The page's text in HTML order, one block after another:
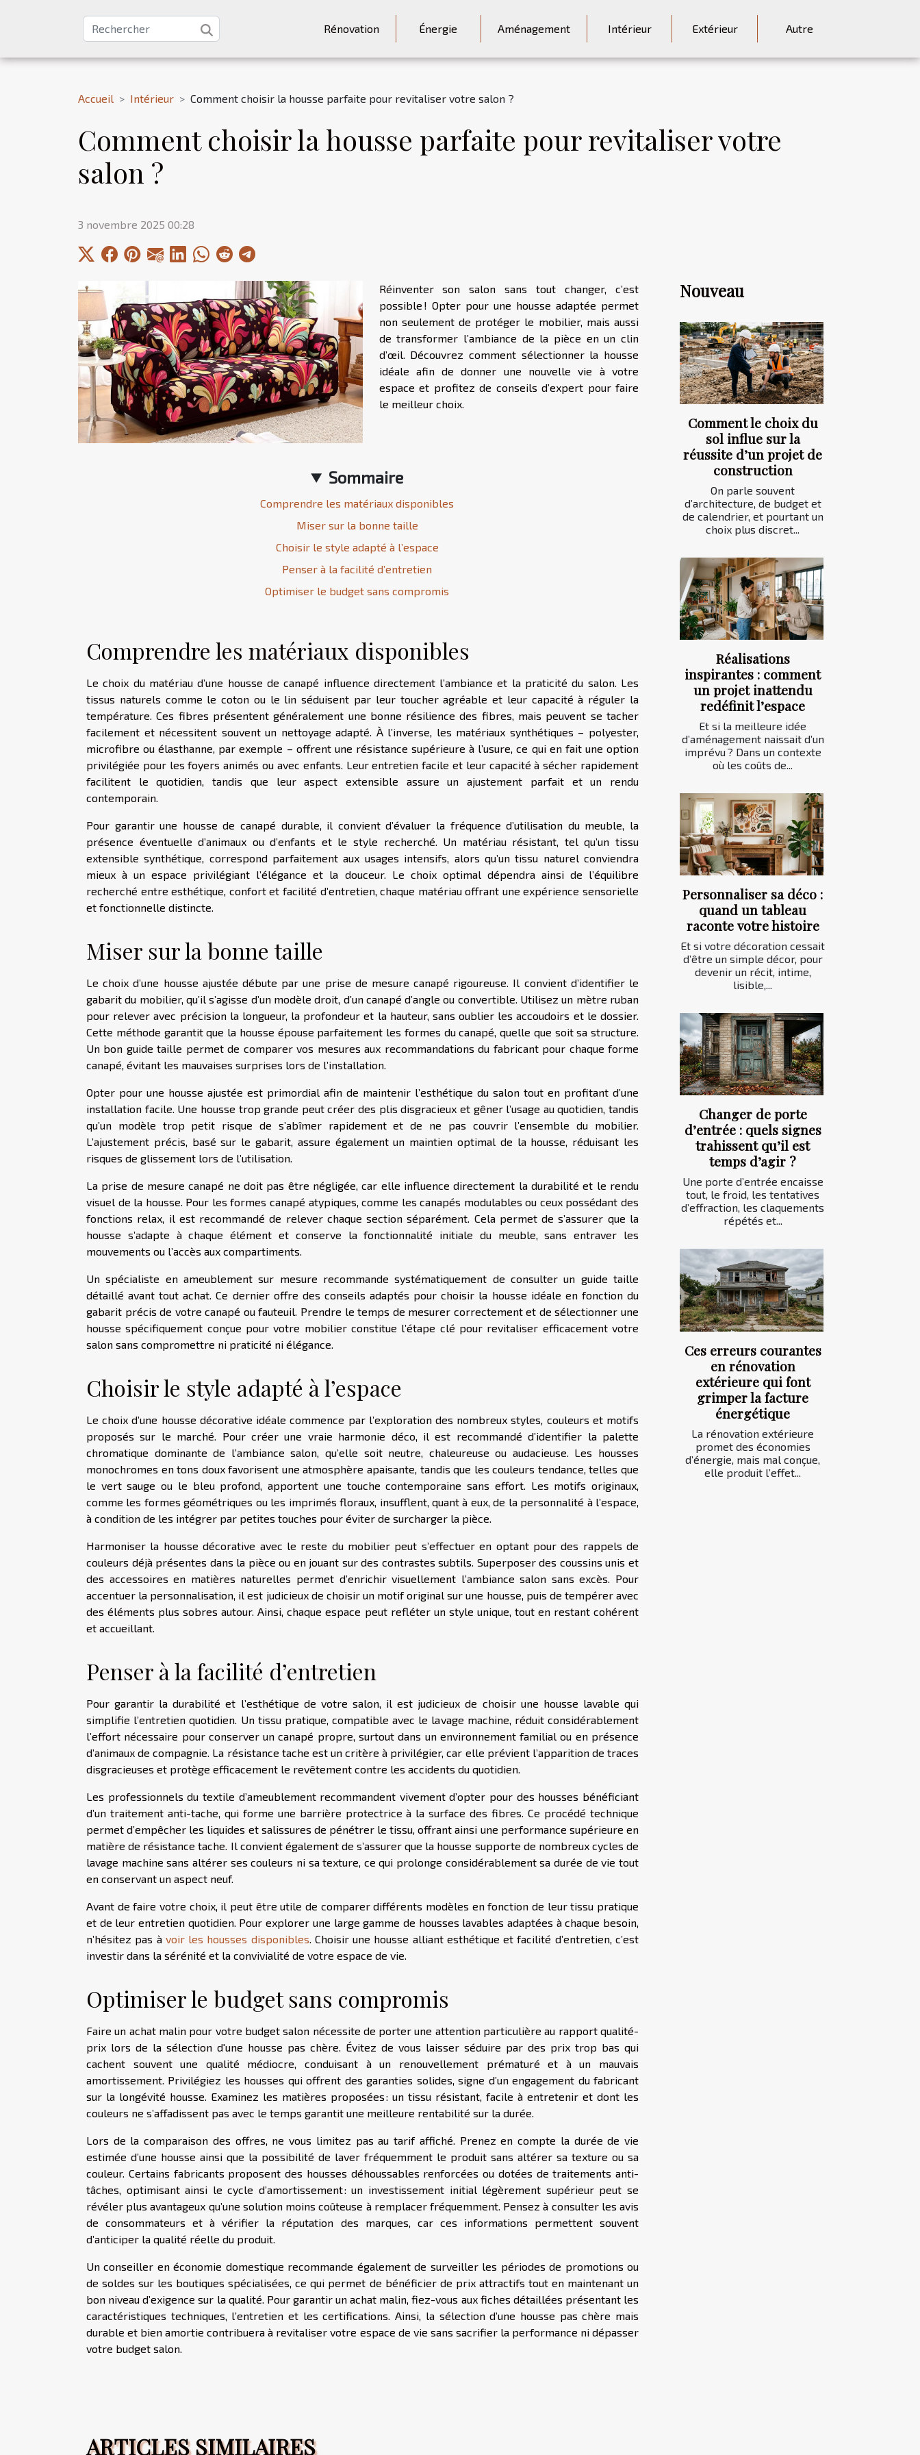
Rénovation Énergie Aménagement Intérieur Extérieur Autre
Accueil Intérieur Comment choisir la housse parfaite pour revitaliser votre salon ?
Comment choisir la housse parfaite pour revitaliser votre
salon ?
3 novembre 2025 00:28
Sommaire
Comprendre les matériaux disponibles
Miser sur la bonne taille
Choisir le style adapté à l’espace
Penser à la facilité d’entretien
Optimiser le budget sans compromis
Réinventer son salon sans tout changer, c’est
possible ! Opter pour une housse adaptée permet
non seulement de protéger le mobilier, mais aussi
de transformer l’ambiance de la pièce en un clin
d’œil. Découvrez comment sélectionner la housse
idéale afin de donner une nouvelle vie à votre
espace et profitez de conseils d’expert pour faire
le meilleur choix.
Comprendre les matériaux disponibles
Le choix du matériau d’une housse de canapé influence directement l’ambiance et la praticité du salon. Les
tissus naturels comme le coton ou le lin séduisent par leur toucher agréable et leur capacité à réguler la
température. Ces fibres présentent généralement une bonne résilience des fibres, mais peuvent se tacher
facilement et nécessitent souvent un nettoyage adapté. À l’inverse, les matériaux synthétiques – polyester,
microfibre ou élasthanne, par exemple – offrent une résistance supérieure à l’usure, ce qui en fait une option
privilégiée pour les foyers animés ou avec enfants. Leur entretien facile et leur capacité à sécher rapidement
facilitent le quotidien, tandis que leur aspect extensible assure un ajustement parfait et un rendu
contemporain.
Pour garantir une housse de canapé durable, il convient d’évaluer la fréquence d’utilisation du meuble, la
présence éventuelle d’animaux ou d’enfants et le style recherché. Un matériau résistant, tel qu’un tissu
extensible synthétique, correspond parfaitement aux usages intensifs, alors qu’un tissu naturel conviendra
mieux à un espace privilégiant l’élégance et la douceur. Le choix optimal dépendra ainsi de l’équilibre
recherché entre esthétique, confort et facilité d’entretien, chaque matériau offrant une expérience sensorielle
et fonctionnelle distincte.
Miser sur la bonne taille
Le choix d’une housse ajustée débute par une prise de mesure canapé rigoureuse. Il convient d’identifier le
gabarit du mobilier, qu’il s’agisse d’un modèle droit, d’un canapé d’angle ou convertible. Utilisez un mètre ruban
pour relever avec précision la longueur, la profondeur et la hauteur, sans oublier les accoudoirs et le dossier.
Cette méthode garantit que la housse épouse parfaitement les formes du canapé, quelle que soit sa structure.
Un bon guide taille permet de comparer vos mesures aux recommandations du fabricant pour chaque forme
canapé, évitant les mauvaises surprises lors de l’installation.
Opter pour une housse ajustée est primordial afin de maintenir l’esthétique du salon tout en profitant d’une
installation facile. Une housse trop grande peut créer des plis disgracieux et gêner l’usage au quotidien, tandis
qu’un modèle trop petit risque de s’abîmer rapidement et de ne pas couvrir l’ensemble du mobilier.
L’ajustement précis, basé sur le gabarit, assure également un maintien optimal de la housse, réduisant les
risques de glissement lors de l’utilisation.
La prise de mesure canapé ne doit pas être négligée, car elle influence directement la durabilité et le rendu
visuel de la housse. Pour les formes canapé atypiques, comme les canapés modulables ou ceux possédant des
fonctions relax, il est recommandé de relever chaque section séparément. Cela permet de s’assurer que la
housse s’adapte à chaque élément et conserve la fonctionnalité initiale du meuble, sans entraver les
mouvements ou l’accès aux compartiments.
Un spécialiste en ameublement sur mesure recommande systématiquement de consulter un guide taille
détaillé avant tout achat. Ce dernier offre des conseils adaptés pour choisir la housse idéale en fonction du
gabarit précis de votre canapé ou fauteuil. Prendre le temps de mesurer correctement et de sélectionner une
housse spécifiquement conçue pour votre mobilier constitue l’étape clé pour revitaliser efficacement votre
salon sans compromettre ni praticité ni élégance.
Choisir le style adapté à l’espace
Le choix d’une housse décorative idéale commence par l’exploration des nombreux styles, couleurs et motifs
proposés sur le marché. Pour créer une vraie harmonie déco, il est recommandé d’identifier la palette
chromatique dominante de l’ambiance salon, qu’elle soit neutre, chaleureuse ou audacieuse. Les housses
monochromes en tons doux favorisent une atmosphère apaisante, tandis que les couleurs tendance, telles que
le vert sauge ou le bleu profond, apportent une touche contemporaine sans effort. Les motifs originaux,
comme les formes géométriques ou les imprimés floraux, insufflent, quant à eux, de la personnalité à l’espace,
à condition de les intégrer par petites touches pour éviter de surcharger la pièce.
Harmoniser la housse décorative avec le reste du mobilier peut s’effectuer en optant pour des rappels de
couleurs déjà présentes dans la pièce ou en jouant sur des contrastes subtils. Superposer des coussins unis et
des accessoires en matières naturelles permet d’enrichir visuellement l’ambiance salon sans excès. Pour
accentuer la personnalisation, il est judicieux de choisir un motif original sur une housse, puis de tempérer avec
des éléments plus sobres autour. Ainsi, chaque espace peut refléter un style unique, tout en restant cohérent
et accueillant.
Penser à la facilité d’entretien
Pour garantir la durabilité et l’esthétique de votre salon, il est judicieux de choisir une housse lavable qui
simplifie l’entretien quotidien. Un tissu pratique, compatible avec le lavage machine, réduit considérablement
l’effort nécessaire pour conserver un canapé propre, surtout dans un environnement familial ou en présence
d’animaux de compagnie. La résistance tache est un critère à privilégier, car elle prévient l’apparition de traces
disgracieuses et protège efficacement le revêtement contre les accidents du quotidien.
Les professionnels du textile d’ameublement recommandent vivement d’opter pour des housses bénéficiant
d’un traitement anti-tache, qui forme une barrière protectrice à la surface des fibres. Ce procédé technique
permet d’empêcher les liquides et salissures de pénétrer le tissu, offrant ainsi une performance supérieure en
matière de résistance tache. Il convient également de s’assurer que la housse supporte de nombreux cycles de
lavage machine sans altérer ses couleurs ni sa texture, ce qui prolonge considérablement sa durée de vie tout
en conservant un aspect neuf.
Avant de faire votre choix, il peut être utile de comparer différents modèles en fonction de leur tissu pratique
et de leur entretien quotidien. Pour explorer une large gamme de housses lavables adaptées à chaque besoin,
n’hésitez pas à voir les housses disponibles. Choisir une housse alliant esthétique et facilité d’entretien, c’est
investir dans la sérénité et la convivialité de votre espace de vie.
Optimiser le budget sans compromis
Faire un achat malin pour votre budget salon nécessite de porter une attention particulière au rapport qualité-
prix lors de la sélection d'une housse pas chère. Évitez de vous laisser séduire par des prix trop bas qui
cachent souvent une qualité médiocre, conduisant à un renouvellement prématuré et à un mauvais
amortissement. Privilégiez les housses qui offrent des garanties solides, signe d’un engagement du fabricant
sur la longévité housse. Examinez les matières proposées : un tissu résistant, facile à entretenir et dont les
couleurs ne s’affadissent pas avec le temps garantit une meilleure rentabilité sur la durée.
Lors de la comparaison des offres, ne vous limitez pas au tarif affiché. Prenez en compte la durée de vie
estimée d’une housse ainsi que la possibilité de laver fréquemment le produit sans altérer sa texture ou sa
couleur. Certains fabricants proposent des housses déhoussables renforcées ou dotées de traitements anti-
tâches, optimisant ainsi le cycle d’amortissement : un investissement initial légèrement supérieur peut se
révéler plus avantageux qu’une solution moins coûteuse à remplacer fréquemment. Pensez à consulter les avis
de consommateurs et à vérifier la réputation des marques, car ces informations permettent souvent
d’anticiper la qualité réelle du produit.
Un conseiller en économie domestique recommande également de surveiller les périodes de promotions ou
de soldes sur les boutiques spécialisées, ce qui permet de bénéficier de prix attractifs tout en maintenant un
bon niveau d’exigence sur la qualité. Pour garantir un achat malin, fiez-vous aux fiches détaillées présentant les
caractéristiques techniques, l’entretien et les certifications. Ainsi, la sélection d’une housse pas chère mais
durable et bien amortie contribuera à revitaliser votre espace de vie sans sacrifier la performance ni dépasser
votre budget salon.
Nouveau
Comment le choix du
sol influe sur la
réussite d’un projet de
construction
On parle souvent
d’architecture, de budget et
de calendrier, et pourtant un
choix plus discret...
Réalisations
inspirantes : comment
un projet inattendu
redéfinit l’espace
Et si la meilleure idée
d’aménagement naissait d’un
imprévu ? Dans un contexte
où les coûts de...
Personnaliser sa déco :
quand un tableau
raconte votre histoire
Et si votre décoration cessait
d’être un simple décor, pour
devenir un récit, intime,
lisible,...
Changer de porte
d’entrée : quels signes
trahissent qu’il est
temps d’agir ?
Une porte d’entrée encaisse
tout, le froid, les tentatives
d’effraction, les claquements
répétés et...
Ces erreurs courantes
en rénovation
extérieure qui font
grimper la facture
énergétique
La rénovation extérieure
promet des économies
d’énergie, mais mal conçue,
elle produit l’effet...
ARTICLES SIMILAIRES